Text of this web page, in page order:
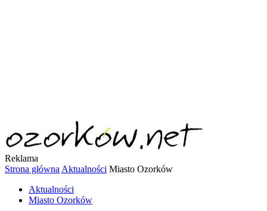
Reklama
Strona główna Aktualności Miasto Ozorków
Aktualności
Miasto Ozorków